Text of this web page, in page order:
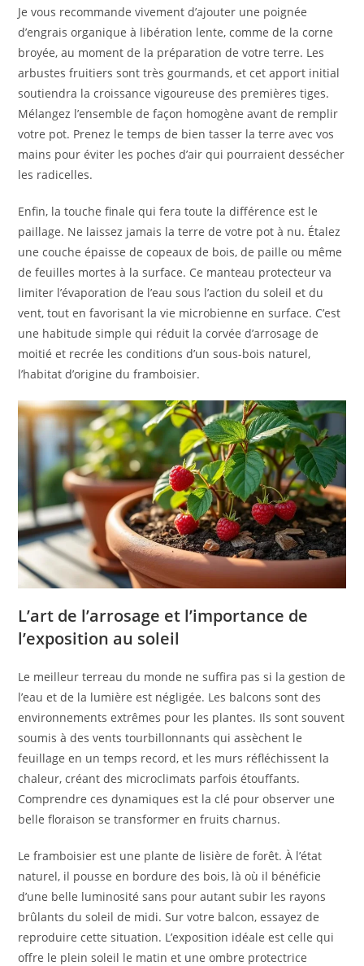
Je vous recommande vivement d’ajouter une poignée
d’engrais organique à libération lente, comme de la corne
broyée, au moment de la préparation de votre terre. Les
arbustes fruitiers sont très gourmands, et cet apport initial
soutiendra la croissance vigoureuse des premières tiges.
Mélangez l’ensemble de façon homogène avant de remplir
votre pot. Prenez le temps de bien tasser la terre avec vos
mains pour éviter les poches d’air qui pourraient dessécher
les radicelles.
Enfin, la touche finale qui fera toute la différence est le
paillage. Ne laissez jamais la terre de votre pot à nu. Étalez
une couche épaisse de copeaux de bois, de paille ou même
de feuilles mortes à la surface. Ce manteau protecteur va
limiter l’évaporation de l’eau sous l’action du soleil et du
vent, tout en favorisant la vie microbienne en surface. C’est
une habitude simple qui réduit la corvée d’arrosage de
moitié et recrée les conditions d’un sous-bois naturel,
l’habitat d’origine du framboisier.
L’art de l’arrosage et l’importance de
l’exposition au soleil
Le meilleur terreau du monde ne suffira pas si la gestion de
l’eau et de la lumière est négligée. Les balcons sont des
environnements extrêmes pour les plantes. Ils sont souvent
soumis à des vents tourbillonnants qui assèchent le
feuillage en un temps record, et les murs réfléchissent la
chaleur, créant des microclimats parfois étouffants.
Comprendre ces dynamiques est la clé pour observer une
belle floraison se transformer en fruits charnus.
Le framboisier est une plante de lisière de forêt. À l’état
naturel, il pousse en bordure des bois, là où il bénéficie
d’une belle luminosité sans pour autant subir les rayons
brûlants du soleil de midi. Sur votre balcon, essayez de
reproduire cette situation. L’exposition idéale est celle qui
offre le plein soleil le matin et une ombre protectrice